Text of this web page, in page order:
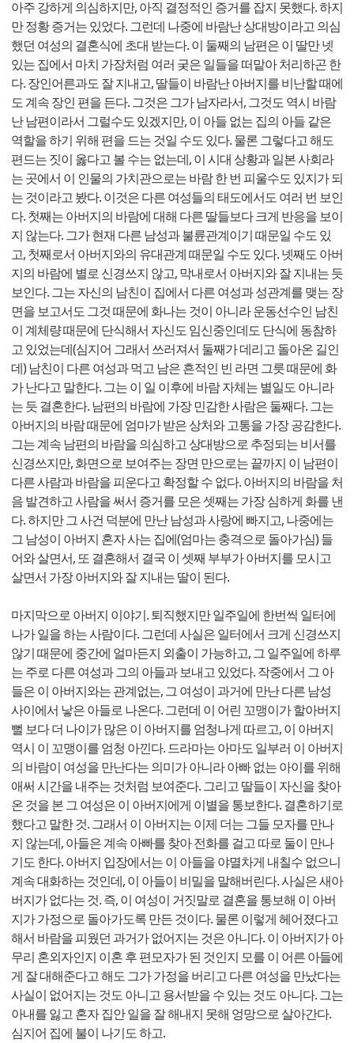
아주 강하게 의심하지만, 아직 결정적인 증거를 잡지 못했다. 하지
만 정황 증거는 있었다. 그런데 나중에 바람난 상대방이라고 의심
했던 여성의 결혼식에 초대 받는다. 이 둘째의 남편은 이 딸만 넷
있는 집에서 마치 가장처럼 여러 궂은 일들을 떠맡아 처리하곤 한
다. 장인어른과도 잘 지내고, 딸들이 바람난 아버지를 비난할 때에
도 계속 장인 편을 든다. 그것은 그가 남자라서, 그것도 역시 바람
난 남편이라서 그럴수도 있겠지만, 이 아들 없는 집의 아들 같은
역할을 하기 위해 편을 드는 것일 수도 있다. 물론 그렇다고 해도
편드는 짓이 옳다고 볼 수는 없는데, 이 시대 상황과 일본 사회라
는 곳에서 이 인물의 가치관으로는 바람 한 번 피울수도 있지가 되
는 것이라고 봤다. 이것은 다른 여성들의 태도에서도 여러 번 보인
다. 첫째는 아버지의 바람에 대해 다른 딸들보다 크게 반응을 보이
지 않는다. 그가 현재 다른 남성과 불륜관계이기 때문일 수도 있
고, 첫째로서 아버지와의 유대관계 때문일 수도 있다. 넷째도 아버
지의 바람에 별로 신경쓰지 않고, 막내로서 아버지와 잘 지내는 듯
보인다. 그는 자신의 남친이 집에서 다른 여성과 성관계를 맺는 장
면을 보고서도 그것 때문에 화나는 것이 아니라 운동선수인 남친
이 계체량 때문에 단식해서 자신도 임신중인데도 단식에 동참하
고 있었는데(심지어 그래서 쓰러져서 둘째가 데리고 돌아온 길인
데) 남친이 다른 여성과 먹고 남은 흔적인 빈 라면 그릇 때문에 화
가 난다고 말한다. 그는 이 일 이후에 바람 자체는 별일도 아니라
는 듯 결혼한다. 남편의 바람에 가장 민감한 사람은 둘째다. 그는
아버지의 바람 때문에 엄마가 받은 상처와 고통을 가장 공감한다.
그는 계속 남편의 바람을 의심하고 상대방으로 추정되는 비서를
신경쓰지만, 화면으로 보여주는 장면 만으로는 끝까지 이 남편이
다른 사람과 바람을 피운다고 확정할 수 없다. 아버지의 바람을 처
음 발견하고 사람을 써서 증거를 모은 셋째는 가장 심하게 화를 낸
다. 하지만 그 사건 덕분에 만난 남성과 사랑에 빠지고, 나중에는
그 남성이 아버지 혼자 사는 집에(엄마는 충격으로 돌아가심) 들
어와 살면서, 또 결혼해서 결국 이 셋째 부부가 아버지를 모시고
살면서 가장 아버지와 잘 지내는 딸이 된다.
마지막으로 아버지 이야기. 퇴직했지만 일주일에 한번씩 일터에
나가 일을 하는 사람이다. 그런데 사실은 일터에서 크게 신경쓰지
않기 때문에 중간에 얼마든지 외출이 가능하고, 그 일주일에 하루
는 주로 다른 여성과 그의 아들과 보내고 있었다. 작중에서 그 아
들은 이 아버지와는 관계없는, 그 여성이 과거에 만난 다른 남성
사이에서 낳은 아들로 나온다. 그런데 이 어린 꼬맹이가 할아버지
뻘 보다 더 나이가 많은 이 아버지를 엄청나게 따르고, 이 아버지
역시 이 꼬맹이를 엄청 아낀다. 드라마는 아마도 일부러 이 아버지
의 바람이 여성을 만난다는 의미가 아니라 아빠 없는 아이를 위해
애써 시간을 내주는 것처럼 보여준다. 그리고 딸들이 자신을 찾아
온 것을 본 그 여성은 이 아버지에게 이별을 통보한다. 결혼하기로
했다고 말한 것. 그래서 이 아버지는 이제 더는 그들 모자를 만나
지 않는데, 아들은 계속 아빠를 찾아 전화를 걸고 따로 둘이 만나
기도 한다. 아버지 입장에서는 이 아들을 야멸차게 내칠수 없으니
계속 대화하는 것인데, 이 아들이 비밀을 말해버린다. 사실은 새아
버지가 없다는 것. 즉, 이 여성이 거짓말로 결혼을 통보해 이 아버
지가 가정으로 돌아가도록 만든 것이다. 물론 이렇게 헤어졌다고
해서 바람을 피웠던 과거가 없어지는 것은 아니다. 이 아버지가 아
무리 혼외자인지 이혼 후 편모자가 된 것인지 모를 이 어른 아들에
게 잘 대해준다고 해도 그가 가정을 버리고 다른 여성을 만났다는
사실이 없어지는 것도 아니고 용서받을 수 있는 것도 아니다. 그는
아내를 잃고 혼자 집안 일을 잘 해내지 못해 엉망으로 살아간다.
심지어 집에 불이 나기도 하고.